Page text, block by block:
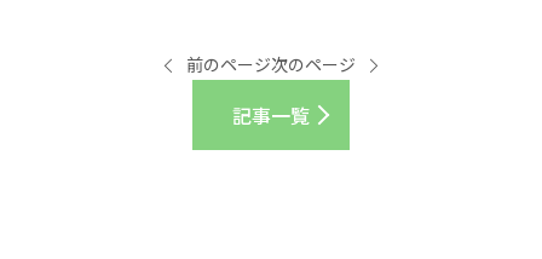
前のページ
記事一覧
次のページ